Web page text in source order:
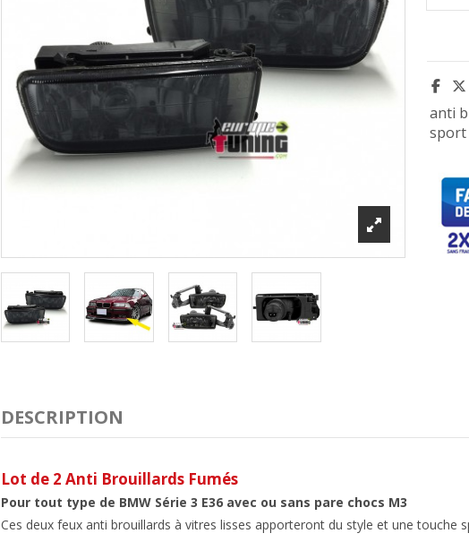
anti
sport
DESCRIPTION
Lot de 2 Anti Brouillards Fumés
Pour tout type de BMW Série 3 E36 avec ou sans pare chocs M3
Ces deux feux anti brouillards à vitres lisses apporteront du style et une touche